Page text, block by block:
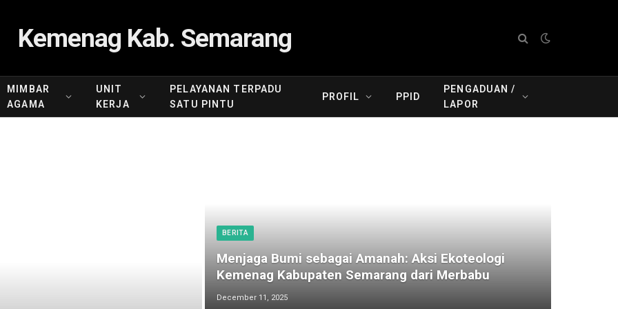
Kemenag Kab. Semarang
MIMBAR
AGAMA
UNIT
KERJA
PELAYANAN TERPADU
SATU PINTU
PROFIL PPID
PENGADUAN /
LAPOR
BERITA
Menjaga Bumi sebagai Amanah: Aksi Ekoteologi
Kemenag Kabupaten Semarang dari Merbabu
December 11, 2025